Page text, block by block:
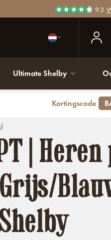
9.3
Ultimate Shelby
Kortingscode
| Heren